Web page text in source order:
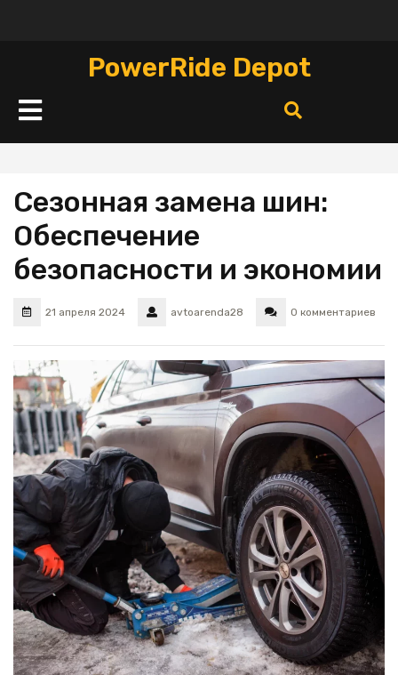
PowerRide Depot
Кнопка
Открыть
Сезонная замена шин:
Обеспечение
безопасности и экономии
21 апреля 2024 avtoarenda28 0 комментариев